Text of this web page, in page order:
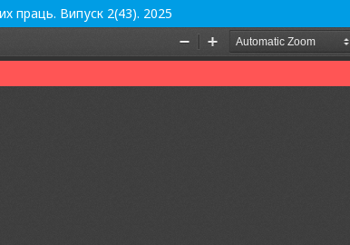
праць. Випуск 2(43). 2025